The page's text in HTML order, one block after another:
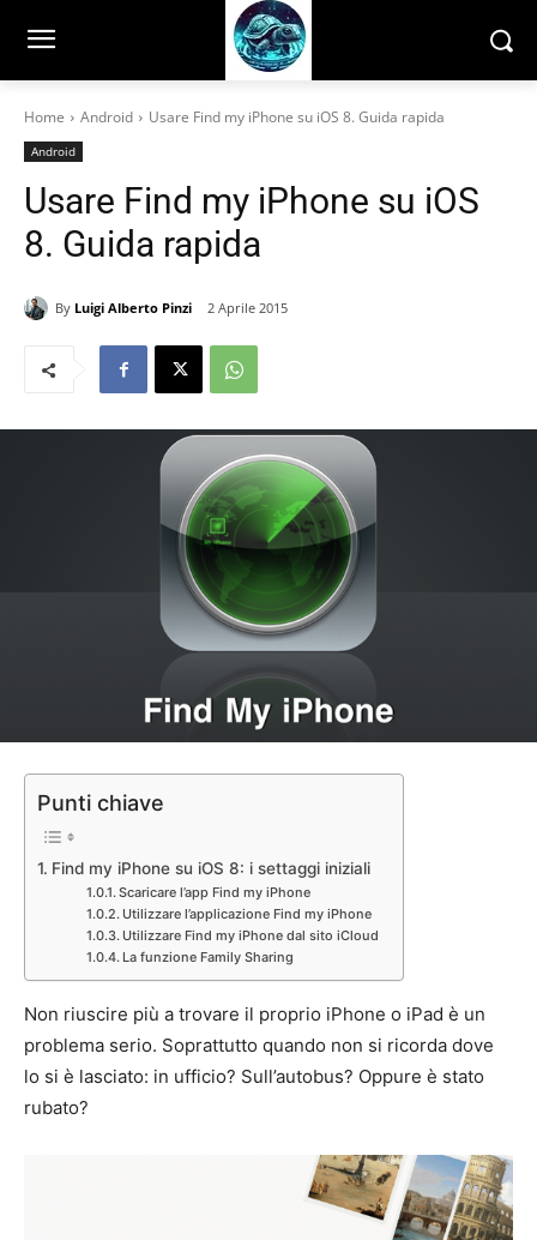
Home Android Usare Find my iPhone su iOS 8. Guida rapida
Android
Usare Find my iPhone su iOS
8. Guida rapida
By Luigi Alberto Pinzi 2 Aprile 2015
Punti chiave
Find my iPhone su iOS 8: i settaggi iniziali
Scaricare l’app Find my iPhone
Utilizzare l’applicazione Find my iPhone
Utilizzare Find my iPhone dal sito iCloud
La funzione Family Sharing
Non riuscire più a trovare il proprio iPhone o iPad è un
problema serio. Soprattutto quando non si ricorda dove
lo si è lasciato: in ufficio? Sull’autobus? Oppure è stato
rubato?